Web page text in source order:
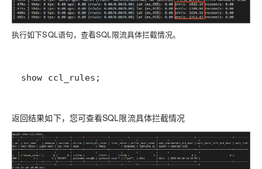
执行如下SQL语句，查看SQL限流具体拦截情况。
show ccl_rules;
返回结果如下，您可查看SQL限流具体拦截情况